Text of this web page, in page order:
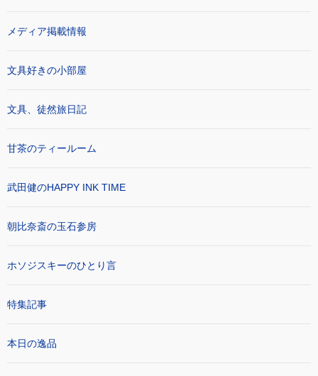
メディア掲載情報
文具好きの小部屋
文具、徒然旅日記
甘茶のティールーム
武田健のHAPPY INK TIME
朝比奈斎の玉石参房
ホソジスキーのひとり言
特集記事
本日の逸品